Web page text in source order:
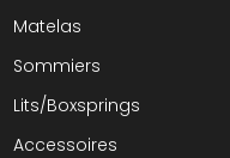
Matelas
Sommiers
Lits/Boxsprings
Accessoires